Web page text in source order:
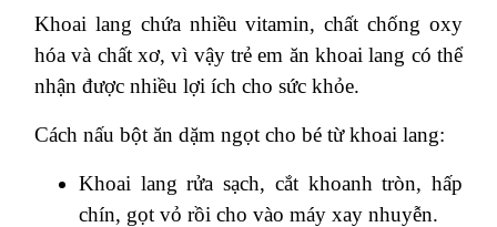
Khoai lang chứa nhiều vitamin, chất chống oxy
hóa và chất xơ, vì vậy trẻ em ăn khoai lang có thể
nhận được nhiều lợi ích cho sức khỏe.
Cách nấu bột ăn dặm ngọt cho bé từ khoai lang:
Khoai lang rửa sạch, cắt khoanh tròn, hấp
chín, gọt vỏ rồi cho vào máy xay nhuyễn.